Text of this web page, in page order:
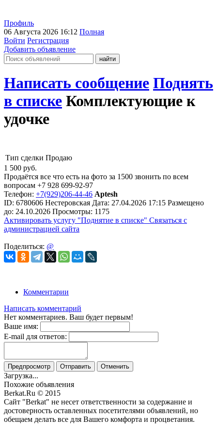
Профиль
06 Августа 2026 16:12 Полная
Войти Регистрация
Добавить объявление
Написать сообщение Поднять
в списке Комплектующие к
удочке
Тип сделки Продаю
1 500 руб.
Продаётся все что есть на фото за 1500 звонить по всем
вопросам +7 928 699-92-97
Телефон: +7(929)206-44-46 Aptesh
ID: 6780606 Нестеровская Дата: 27.04.2026 17:15 Размещено
до: 24.10.2026 Просмотры: 1175
Активировать услугу "Поднятие в списке" Связаться с
администрацией сайта
Поделиться: @
Комментарии
Написать комментарий
Нет комментариев. Ваш будет первым!
Ваше имя:
E-mail для ответов:
Предпросмотр Отправить Отменить
Загрузка...
Похожие объявления
Berkat.Ru © 2015
Сайт "Berkat" не несет ответственности за содержание и
достоверность оставленных посетителями объявлений, но
обещаем делать все для Вашего комфорта и процветания.